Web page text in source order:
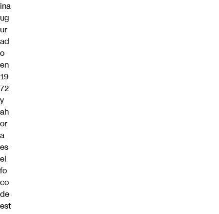
ina
ug
ur
ad
o
en
19
72
y
ah
or
a
es
el
fo
co
de
est